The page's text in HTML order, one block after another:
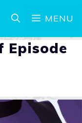
MENU
Episode